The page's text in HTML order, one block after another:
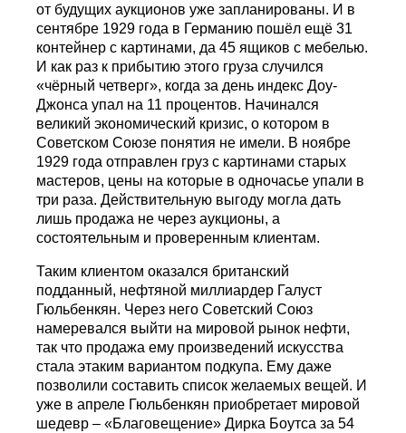
от будущих аукционов уже запланированы. И в
сентябре 1929 года в Германию пошёл ещё 31
контейнер с картинами, да 45 ящиков с мебелью.
И как раз к прибытию этого груза случился
«чёрный четверг», когда за день индекс Доу-
Джонса упал на 11 процентов. Начинался
великий экономический кризис, о котором в
Советском Союзе понятия не имели. В ноябре
1929 года отправлен груз с картинами старых
мастеров, цены на которые в одночасье упали в
три раза. Действительную выгоду могла дать
лишь продажа не через аукционы, а
состоятельным и проверенным клиентам.
Таким клиентом оказался британский
подданный, нефтяной миллиардер Галуст
Гюльбенкян. Через него Советский Союз
намеревался выйти на мировой рынок нефти,
так что продажа ему произведений искусства
сталa этаким вариантом подкупа. Ему даже
позволили составить список желаемых вещей. И
уже в апреле Гюльбенкян приобретает мировой
шедевр – «Благовещение» Дирка Боутса за 54